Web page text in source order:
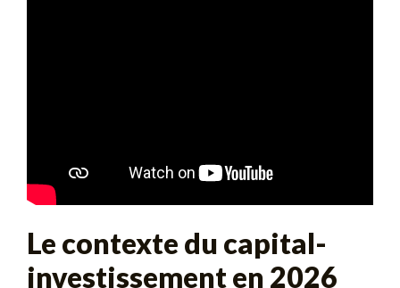
Le contexte du capital-
investissement en 2026